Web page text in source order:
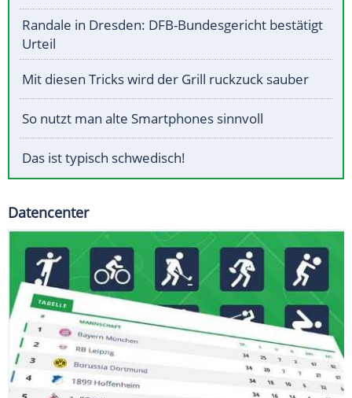
Randale in Dresden: DFB-Bundesgericht bestätigt
Urteil
Mit diesen Tricks wird der Grill ruckzuck sauber
So nutzt man alte Smartphones sinnvoll
Das ist typisch schwedisch!
Datencenter